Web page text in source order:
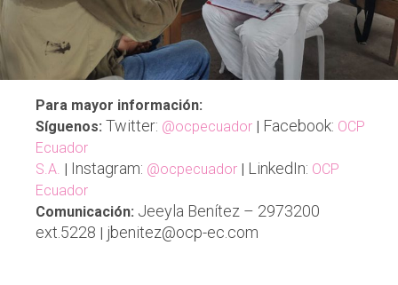
Para mayor información:
Síguenos: Twitter: @ocpecuador | Facebook: OCP
Ecuador
S.A. | Instagram: @ocpecuador | LinkedIn: OCP
Ecuador
Comunicación: Jeeyla Benítez – 2973200
ext.5228 | jbenitez@ocp-ec.com